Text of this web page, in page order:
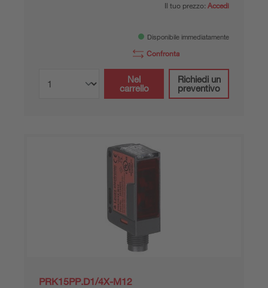
Il tuo prezzo: Accedi
Disponibile immediatamente
Confronta
Nel
carrello
Richiedi un
preventivo
PRK15PP.D1/4X-M12